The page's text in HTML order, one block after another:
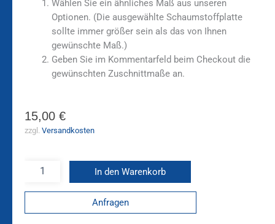
Wählen Sie ein ähnliches Maß aus unseren
Optionen. (Die ausgewählte Schaumstoffplatte
sollte immer größer sein als das von Ihnen
gewünschte Maß.)
Geben Sie im Kommentarfeld beim Checkout die
gewünschten Zuschnittmaße an.
15,00 €
zzgl. Versandkosten
In den Warenkorb
Anfragen